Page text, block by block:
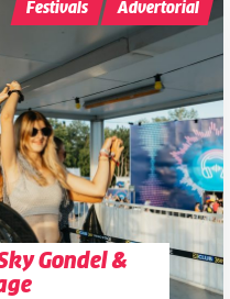
Gondel &
Festivals Advertorial